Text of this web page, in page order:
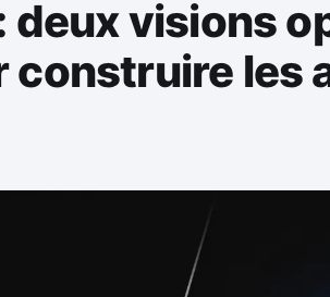
deux visions
construire les